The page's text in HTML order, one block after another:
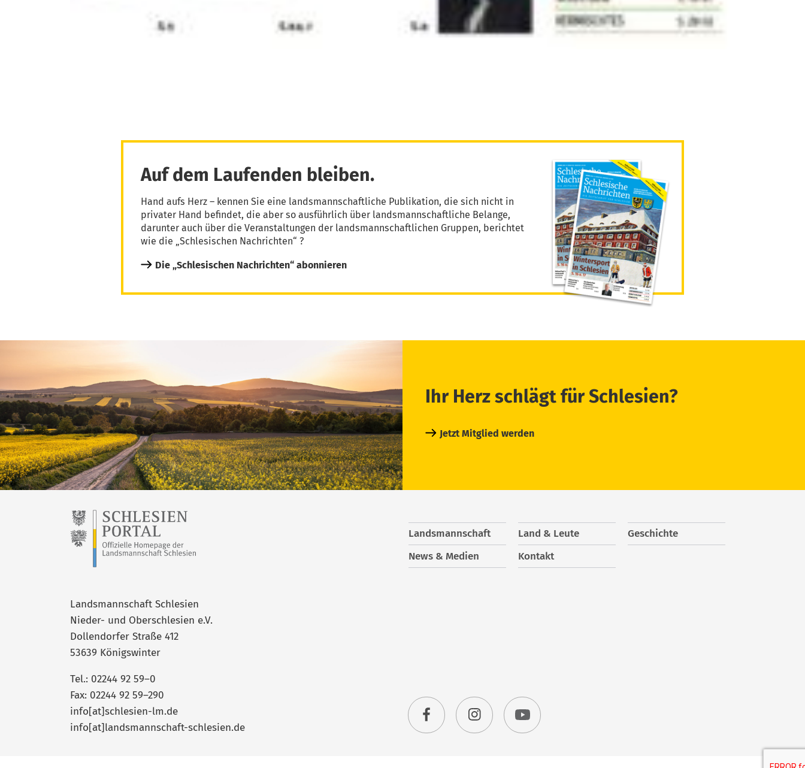
Auf dem Laufenden bleiben.
Hand aufs Herz – kennen Sie eine landsmannschaftliche Publikation, die sich nicht in
privater Hand befindet, die aber so ausführlich über landsmannschaftliche Belange,
darunter auch über die Veranstaltungen der landsmannschaftlichen Gruppen, berichtet
wie die „Schlesischen Nachrichten“ ?
Die „Schlesischen Nachrichten“ abonnieren
Ihr Herz schlägt für Schlesien?
Jetzt Mitglied werden
Landsmannschaft Schlesien
Nieder- und Oberschlesien e.V.
Dollendorfer Straße 412
53639 Königswinter
Tel.: 02244 92 59–0
Fax: 02244 92 59–290
info[at]schlesien-lm.de
info[at]landsmannschaft-schlesien.de
Landsmannschaft Land & Leute
Geschichte
News & Medien
Kontakt